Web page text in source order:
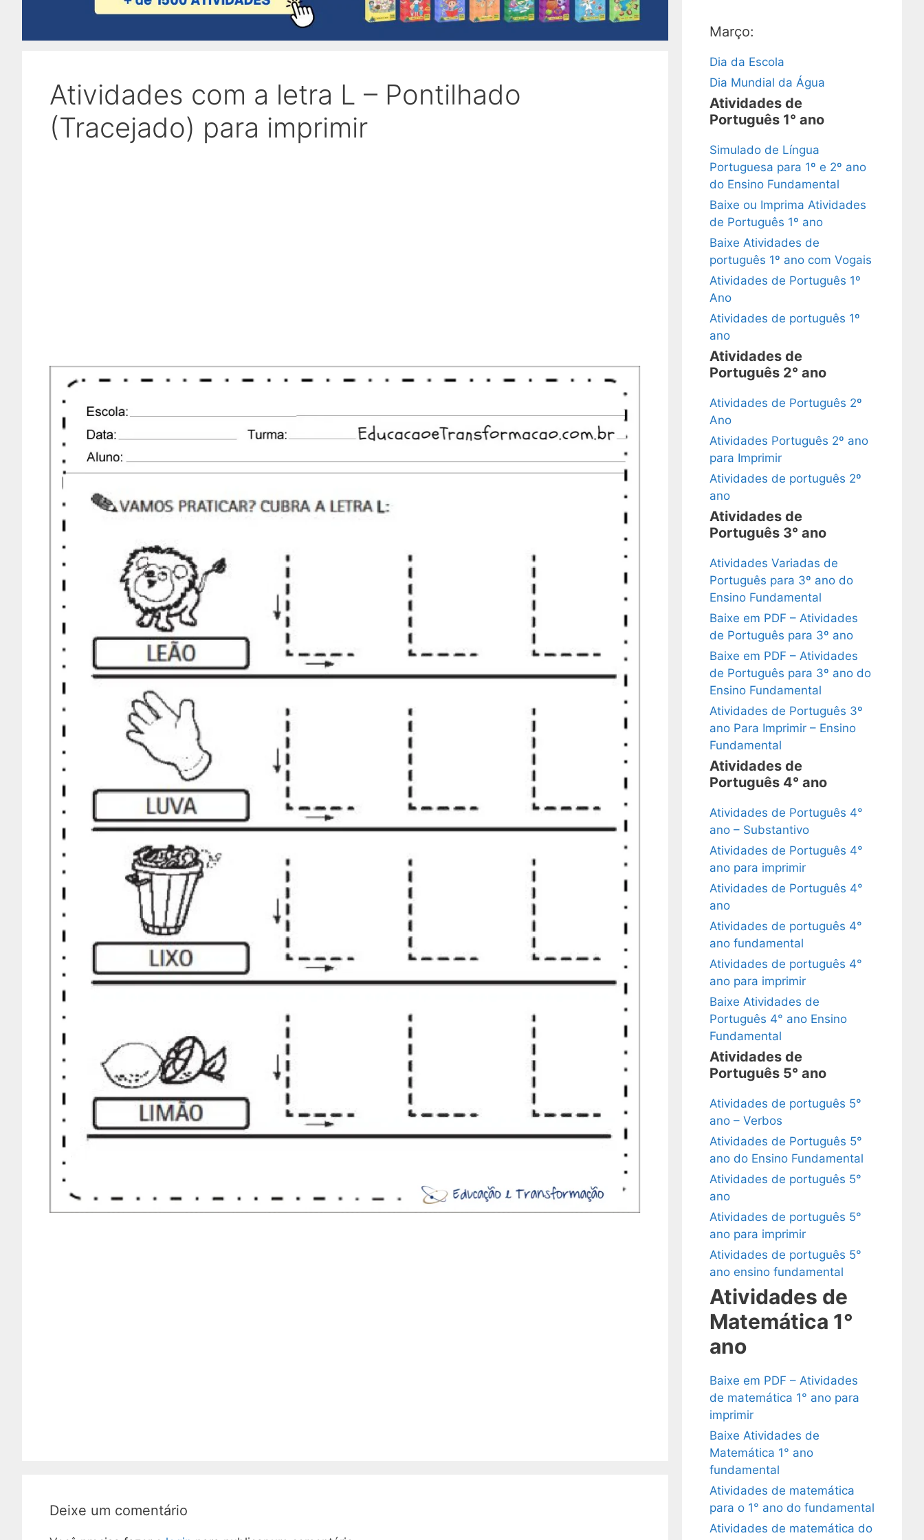
Atividades com a letra L – Pontilhado
(Tracejado) para imprimir
Deixe um comentário
Março:
Dia da Escola
Dia Mundial da Água
Atividades de
Português 1° ano
Simulado de Língua
Portuguesa para 1º e 2º ano
do Ensino Fundamental
Baixe ou Imprima Atividades
de Português 1º ano
Baixe Atividades de
português 1º ano com Vogais
Atividades de Português 1º
Ano
Atividades de português 1º
ano
Atividades de
Português 2° ano
Atividades de Português 2º
Ano
Atividades Português 2º ano
para Imprimir
Atividades de português 2º
ano
Atividades de
Português 3° ano
Atividades Variadas de
Português para 3º ano do
Ensino Fundamental
Baixe em PDF – Atividades
de Português para 3º ano
Baixe em PDF – Atividades
de Português para 3º ano do
Ensino Fundamental
Atividades de Português 3º
ano Para Imprimir – Ensino
Fundamental
Atividades de
Português 4° ano
Atividades de Português 4°
ano – Substantivo
Atividades de Português 4°
ano para imprimir
Atividades de Português 4°
ano
Atividades de português 4°
ano fundamental
Atividades de português 4°
ano para imprimir
Baixe Atividades de
Português 4° ano Ensino
Fundamental
Atividades de
Português 5° ano
Atividades de português 5°
ano – Verbos
Atividades de Português 5°
ano do Ensino Fundamental
Atividades de português 5°
ano
Atividades de português 5°
ano para imprimir
Atividades de português 5°
ano ensino fundamental
Atividades de
Matemática 1°
ano
Baixe em PDF – Atividades
de matemática 1° ano para
imprimir
Baixe Atividades de
Matemática 1° ano
fundamental
Atividades de matemática
para o 1° ano do fundamental
Atividades de matemática do